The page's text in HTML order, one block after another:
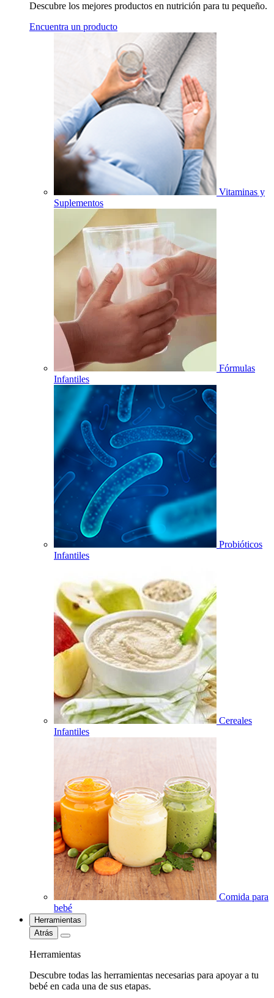
Descubre los mejores productos en nutrición para tu pequeño.
Encuentra un producto
Vitaminas y
Suplementos
Fórmulas
Infantiles
Probióticos
Infantiles
Cereales
Infantiles
Comida para
bebé
Herramientas
Atrás
Herramientas
Descubre todas las herramientas necesarias para apoyar a tu
bebé en cada una de sus etapas.